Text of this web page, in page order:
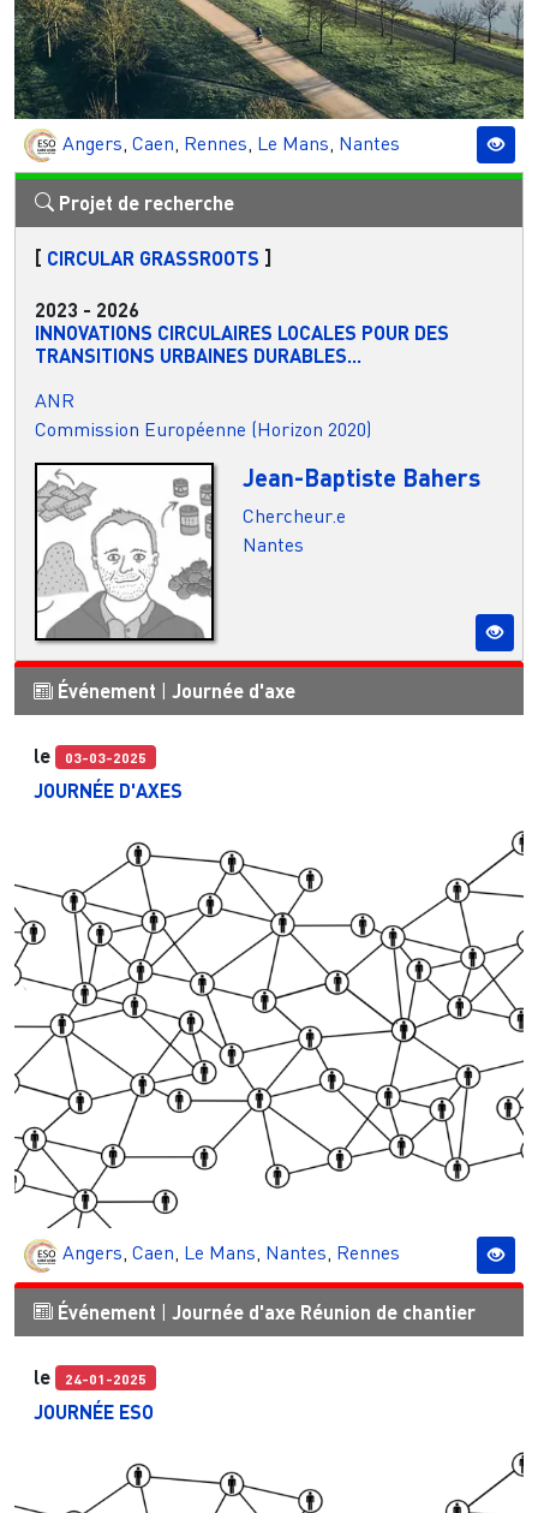
Angers Caen Rennes Le Mans Nantes
Projet de recherche
[ CIRCULAR GRASSROOTS ]
2023 - 2026
INNOVATIONS CIRCULAIRES LOCALES POUR DES
TRANSITIONS URBAINES DURABLES...
ANR
Commission Européenne (Horizon 2020)
Jean-Baptiste Bahers
Chercheur.e
Nantes
Événement Journée d'axe
le 03-03-2025
JOURNÉE D'AXES
Angers, Caen, Le Mans, Nantes, Rennes
Événement | Journée d'axe Réunion de chantier
le 24-01-2025
JOURNÉE ESO